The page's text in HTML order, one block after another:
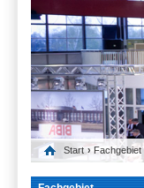
Start › Fachgebiet